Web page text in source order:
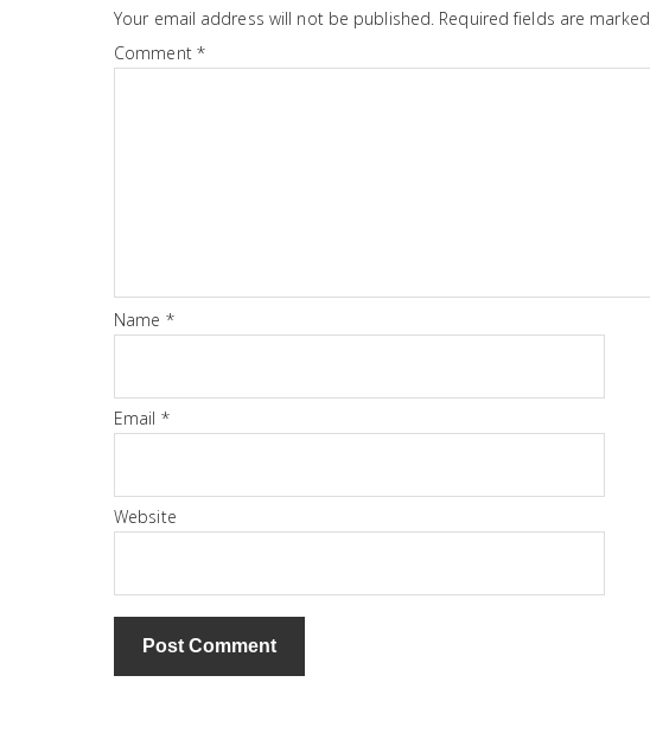
Your email address will not be published. Required fields are marked
Comment *
Name *
Email *
Website